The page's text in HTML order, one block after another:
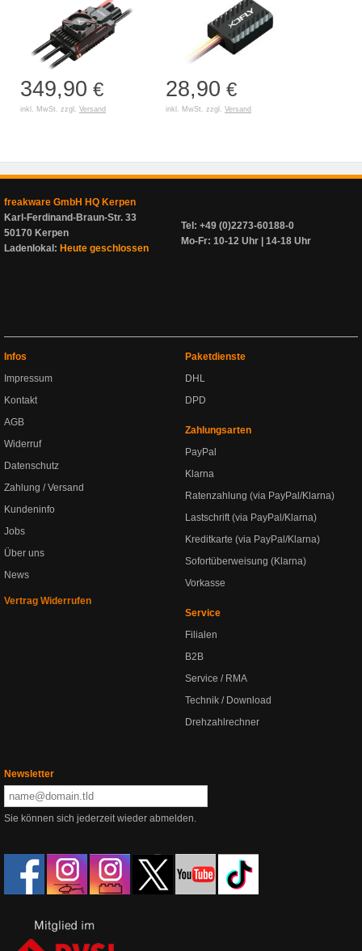
349,90 €
inkl. MwSt. zzgl. Versand
28,90 €
inkl. MwSt. zzgl. Versand
freakware GmbH HQ Kerpen
Karl-Ferdinand-Braun-Str. 33
50170 Kerpen
Ladenlokal: Heute geschlossen
Tel: +49 (0)2273-60188-0
Mo-Fr: 10-12 Uhr | 14-18 Uhr
Infos
Impressum
Kontakt
AGB
Widerruf
Datenschutz
Zahlung / Versand
Kundeninfo
Jobs
Über uns
News
Vertrag Widerrufen
Paketdienste
DHL
DPD
Zahlungsarten
PayPal
Klarna
Ratenzahlung (via PayPal/Klarna)
Lastschrift (via PayPal/Klarna)
Kreditkarte (via PayPal/Klarna)
Sofortüberweisung (Klarna)
Vorkasse
Service
Filialen
B2B
Service / RMA
Technik / Download
Drehzahlrechner
Newsletter
Sie können sich jederzeit wieder abmelden.